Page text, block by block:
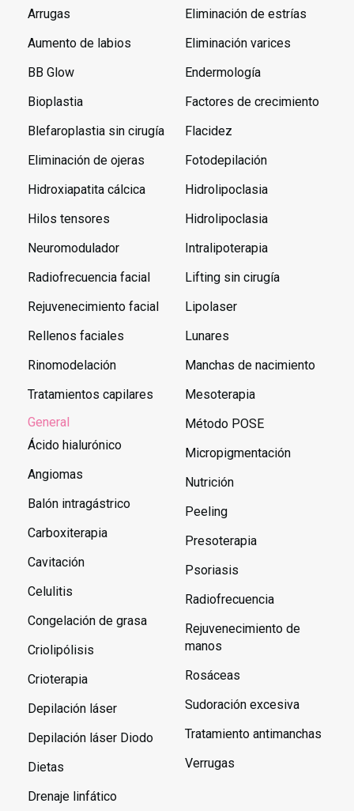
Arrugas
Aumento de labios
BB Glow
Bioplastia
Blefaroplastia sin cirugía
Eliminación de ojeras
Hidroxiapatita cálcica
Hilos tensores
Neuromodulador
Radiofrecuencia facial
Rejuvenecimiento facial
Rellenos faciales
Rinomodelación
Tratamientos capilares
General
Ácido hialurónico
Angiomas
Balón intragástrico
Carboxiterapia
Cavitación
Celulitis
Congelación de grasa
Criolipólisis
Crioterapia
Depilación láser
Depilación láser Diodo
Dietas
Drenaje linfático
Eliminación de estrías
Eliminación varices
Endermología
Factores de crecimiento
Flacidez
Fotodepilación
Hidrolipoclasia
Hidrolipoclasia
Intralipoterapia
Lifting sin cirugía
Lipolaser
Lunares
Manchas de nacimiento
Mesoterapia
Método POSE
Micropigmentación
Nutrición
Peeling
Presoterapia
Psoriasis
Radiofrecuencia
Rejuvenecimiento de
manos
Rosáceas
Sudoración excesiva
Tratamiento antimanchas
Verrugas